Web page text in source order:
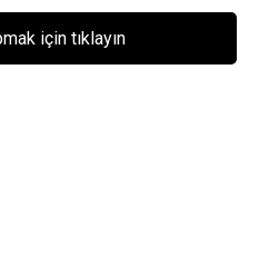
için tıklayın